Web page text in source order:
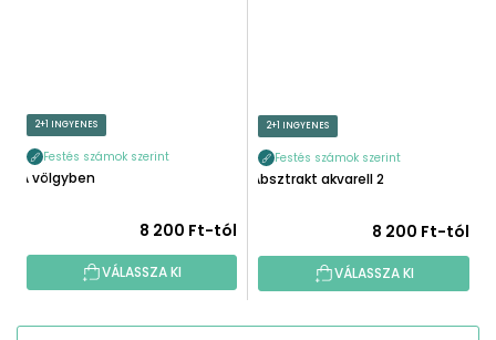
2+1 INGYENES
Festés számok szerint
A völgyben
8 200 Ft-tól
VÁLASSZA KI
2+1 INGYENES
Festés számok szerint
Absztrakt akvarell 2
8 200 Ft-tól
VÁLASSZA KI